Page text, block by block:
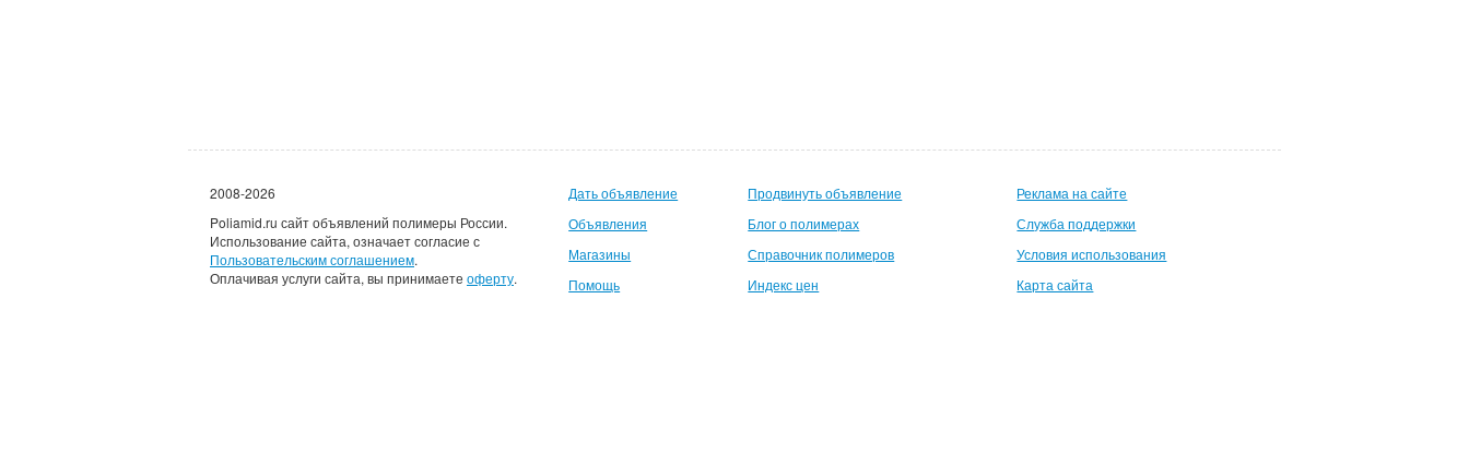
2008-2026
Poliamid.ru сайт объявлений полимеры России.
Использование сайта, означает согласие с
Пользовательским соглашением.
Оплачивая услуги сайта, вы принимаете оферту.
Дать объявление
Объявления
Магазины
Помощь
Продвинуть объявление
Блог о полимерах
Справочник полимеров
Индекс цен
Реклама на сайте
Служба поддержки
Условия использования
Карта сайта